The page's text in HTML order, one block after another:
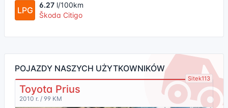
LPG
6.27 l/100km
Škoda Citigo
POJAZDY NASZYCH UŻYTKOWNIKÓW
Sitek113
Toyota Prius
2010 r. / 99 KM